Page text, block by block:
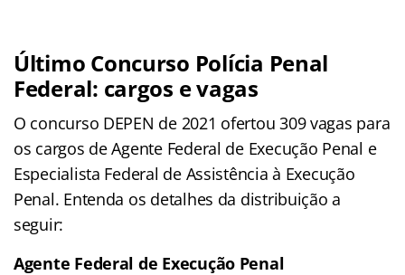
Último Concurso Polícia Penal
Federal: cargos e vagas
O concurso DEPEN de 2021 ofertou 309 vagas para
os cargos de Agente Federal de Execução Penal e
Especialista Federal de Assistência à Execução
Penal. Entenda os detalhes da distribuição a
seguir:
Agente Federal de Execução Penal